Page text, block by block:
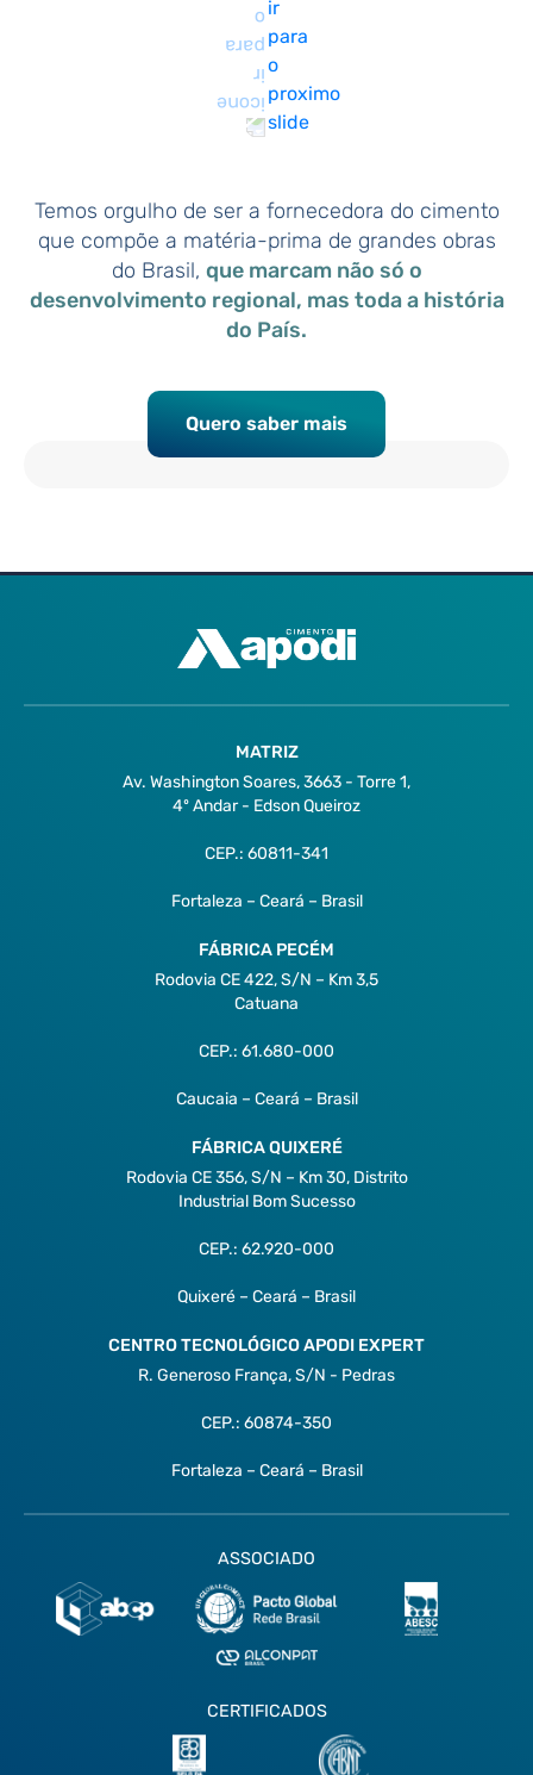
Temos orgulho de ser a fornecedora do cimento
que compõe a matéria-prima de grandes obras
do Brasil, que marcam não só o
desenvolvimento regional, mas toda a história
do País.
Quero saber mais
MATRIZ
Av. Washington Soares, 3663 - Torre 1,
4º Andar - Edson Queiroz
CEP.: 60811-341
Fortaleza – Ceará – Brasil
FÁBRICA PECÉM
Rodovia CE 422, S/N – Km 3,5
Catuana
CEP.: 61.680-000
Caucaia – Ceará – Brasil
FÁBRICA QUIXERÉ
Rodovia CE 356, S/N – Km 30, Distrito
Industrial Bom Sucesso
CEP.: 62.920-000
Quixeré – Ceará – Brasil
CENTRO TECNOLÓGICO APODI EXPERT
R. Generoso França, S/N - Pedras
CEP.: 60874-350
Fortaleza – Ceará – Brasil
ASSOCIADO
CERTIFICADOS